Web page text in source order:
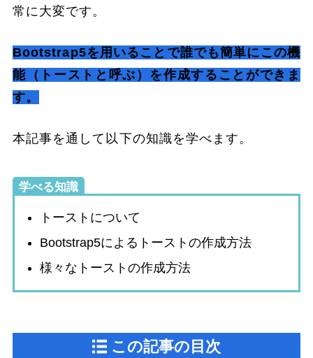
常に大変です。
Bootstrap5を用いることで誰でも簡単にこの機
能（トーストと呼ぶ）を作成することができま
す。
本記事を通して以下の知識を学べます。
学べる知識
トーストについて
Bootstrap5によるトーストの作成方法
様々なトーストの作成方法
この記事の目次